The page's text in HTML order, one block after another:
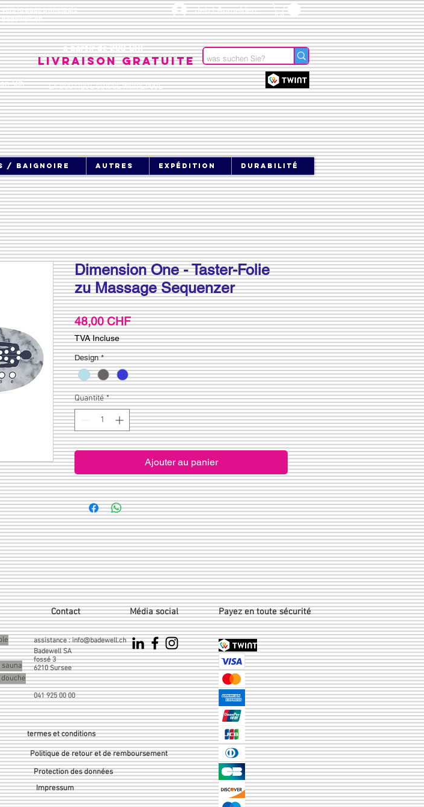
vers la page principale
badewell.ch
Jetzt Anmelden
48h
à partir de 200 CHF
Livraison gratuite
LA BOUTIQUE SUISSE WHIRLPOOL
/ baignoire Autres expédition durabilité
Dimension One - Taster-Folie
zu Massage Sequenzer
48,00 CHFPrix
TVA Incluse
Design *
Quantité *
Ajouter au panier
Média social
Contact
assistance :info@badewell.ch
Badewell SA
fossé 3
6210 Sursee
041 925 00 00
termes et conditions
Politique de retour et de remboursement
Protection des données
Payez en toute sécurité
Impressum